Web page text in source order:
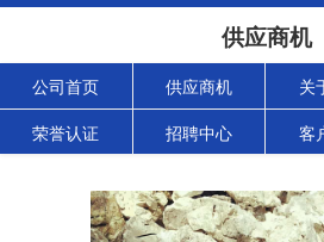
供应商机
公司首页 供应商机 关
荣誉认证 招聘中心 客